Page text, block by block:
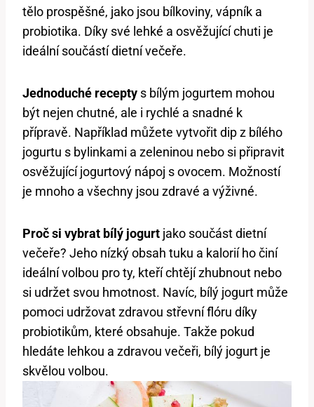
tělo prospěšné, jako jsou bílkoviny, vápník a
probiotika. Díky své lehké a osvěžující chuti je
ideální součástí dietní večeře.
Jednoduché recepty s bílým jogurtem mohou
být nejen chutné, ale i rychlé a snadné k
přípravě. Například můžete vytvořit dip z bílého
jogurtu s bylinkami a zeleninou nebo si připravit
osvěžující jogurtový nápoj s ovocem. Možností
je mnoho a všechny jsou zdravé a výživné.
Proč si vybrat bílý jogurt jako součást dietní
večeře? Jeho nízký obsah tuku a kalorií ho činí
ideální volbou pro ty, kteří chtějí zhubnout nebo
si udržet svou hmotnost. Navíc, bílý jogurt může
pomoci udržovat zdravou střevní flóru díky
probiotikům, které obsahuje. Takže pokud
hledáte lehkou a zdravou večeři, bílý jogurt je
skvělou volbou.